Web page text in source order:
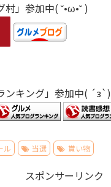
村」参加中( ˘•ω•˘ )
ンキング」参加中( ´з`)
ル 当選 貰い物
スポンサーリンク